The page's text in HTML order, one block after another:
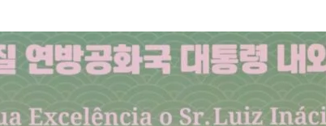
INFORMATION RIGHTS